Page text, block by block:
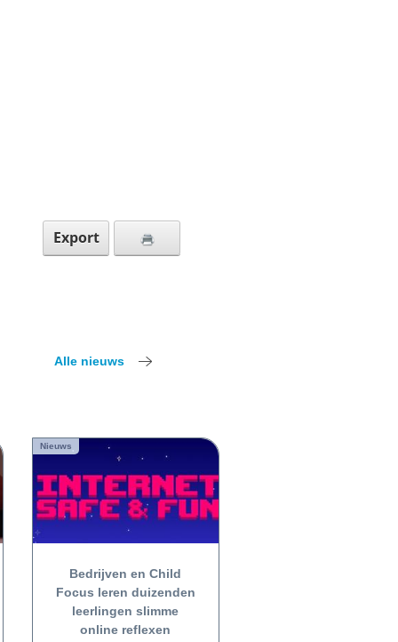
Export
Alle nieuws
Nieuws
Bedrijven en Child
Focus leren duizenden
leerlingen slimme
online reflexen